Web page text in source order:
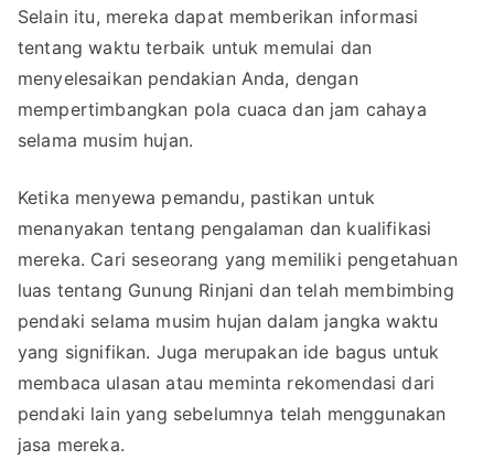
Selain itu, mereka dapat memberikan informasi
tentang waktu terbaik untuk memulai dan
menyelesaikan pendakian Anda, dengan
mempertimbangkan pola cuaca dan jam cahaya
selama musim hujan.
Ketika menyewa pemandu, pastikan untuk
menanyakan tentang pengalaman dan kualifikasi
mereka. Cari seseorang yang memiliki pengetahuan
luas tentang Gunung Rinjani dan telah membimbing
pendaki selama musim hujan dalam jangka waktu
yang signifikan. Juga merupakan ide bagus untuk
membaca ulasan atau meminta rekomendasi dari
pendaki lain yang sebelumnya telah menggunakan
jasa mereka.